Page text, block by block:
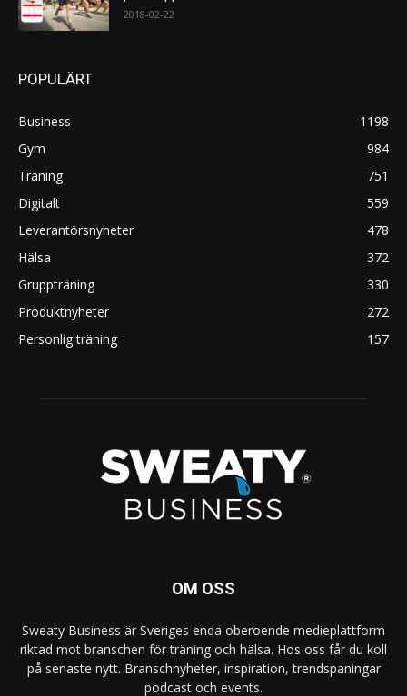
2018-02-22
POPULÄRT
Business
1198
Gym
984
Träning
751
Digitalt
559
Leverantörsnyheter
478
Hälsa
372
Gruppträning
330
Produktnyheter
272
Personlig träning
157
OM OSS
Sweaty Business är Sveriges enda oberoende medieplattform
riktad mot branschen för träning och hälsa. Hos oss får du koll
på senaste nytt. Branschnyheter, inspiration, trendspaningar
podcast och events.